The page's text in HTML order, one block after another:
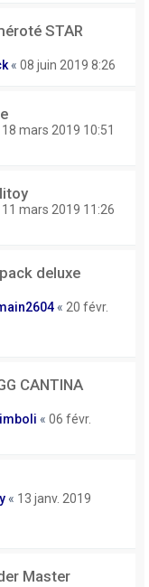
STAR
« 08 juin 2019 8:26
18 mars 2019 10:51
11 mars 2019 11:26
deluxe
« 20 févr.
CANTINA
« 06 févr.
« 13 janv. 2019
Master